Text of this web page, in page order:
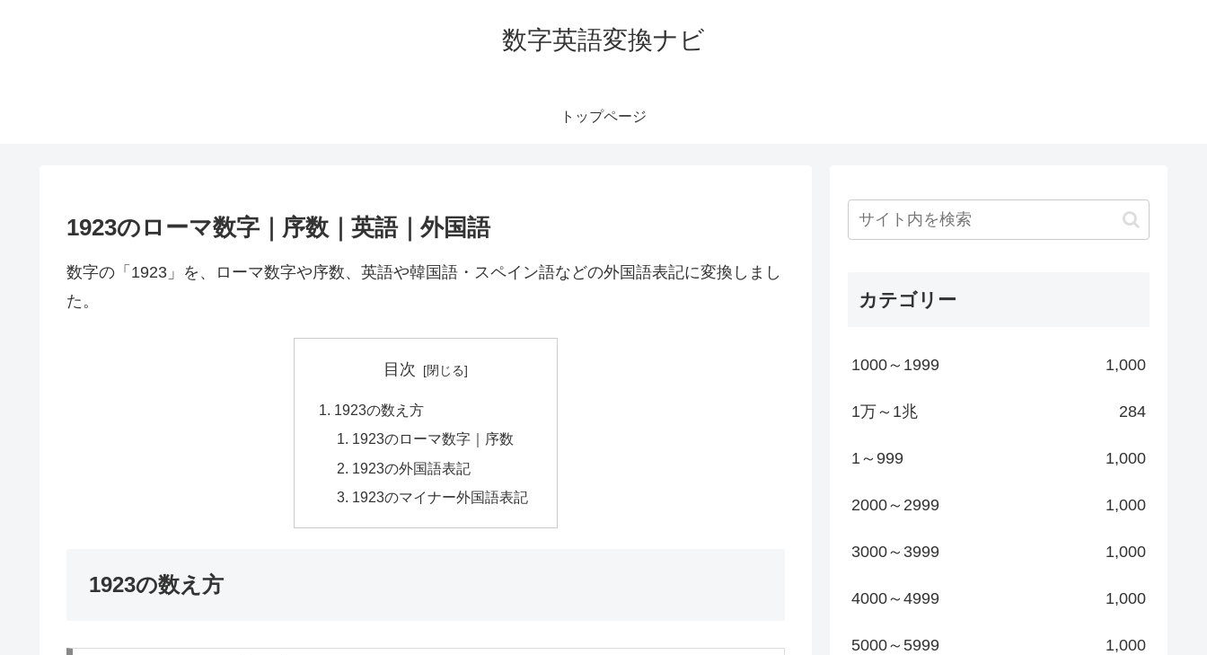
数字英語変換ナビ
トップページ
1923のローマ数字｜序数｜英語｜外国語
数字の「1923」を、ローマ数字や序数、英語や韓国語・スペイン語などの外国語表記に変換しまし
た。
目次
1923の数え方
1923のローマ数字｜序数
1923の外国語表記
1923のマイナー外国語表記
1923の数え方
カテゴリー
1000～1999 1,000
1万～1兆 284
1～999 1,000
2000～2999 1,000
3000～3999 1,000
4000～4999 1,000
5000～5999 1,000